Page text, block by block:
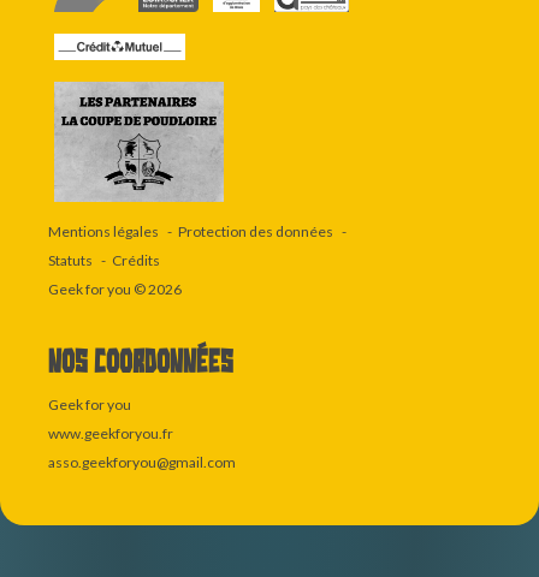
Mentions légales
Protection des données
Statuts
Crédits
Geek for you © 2026
Nos coordonnées
Geek for you
www.geekforyou.fr
asso.geekforyou@gmail.com